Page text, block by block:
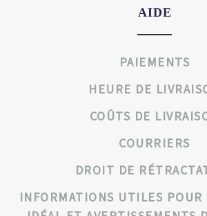
AIDE
PAIEMENTS
HEURE DE
COÛTS DE
COURRIERS
DROIT DE
INFORMATIONS UTILES POUR